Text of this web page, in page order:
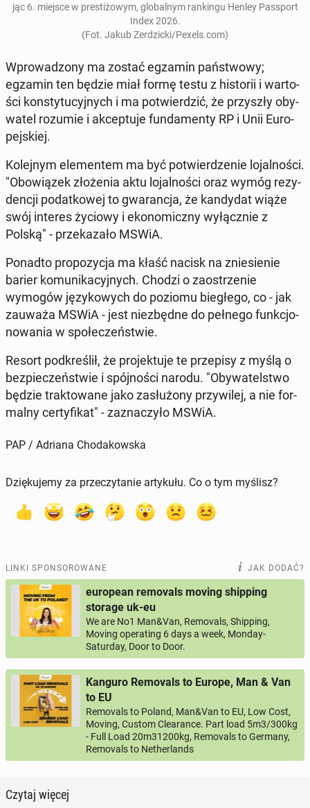
jąc 6. miejsce w pre­sti­żo­wym, glo­bal­nym ran­kin­gu Henley Pas­sport
Index 2026.
(Fot. Jakub Ze­rdzic­ki/Pexels.com)
Wpro­wa­dzo­ny ma zostać egzamin pań­stwo­wy;
egzamin ten będzie miał formę testu z hi­sto­rii i war­to­
ści kon­sty­tu­cyj­nych i ma po­twier­dzić, że przy­szły oby­
wa­tel rozumie i ak­cep­tu­je fun­da­men­ty RP i Unii Eu­ro­
pej­skiej.
Ko­lej­nym ele­men­tem ma być po­twier­dze­nie lo­jal­no­ści.
"Obo­wią­zek zło­że­nia aktu lo­jal­no­ści oraz wymóg re­zy­
den­cji po­dat­ko­wej to gwa­ran­cja, że kan­dy­dat wiąże
swój interes życiowy i eko­no­micz­ny wy­łącz­nie z
Polską" - prze­ka­za­ło MSWiA.
Ponadto pro­po­zy­cja ma kłaść nacisk na znie­sie­nie
barier ko­mu­ni­ka­cyj­nych. Chodzi o za­ostrze­nie
wymogów ję­zy­ko­wych do poziomu bie­głe­go, co - jak
zauważa MSWiA - jest nie­zbęd­ne do pełnego funk­cjo­
no­wa­nia w spo­łe­czeń­stwie.
Resort pod­kre­ślił, że pro­jek­tu­je te prze­pi­sy z myślą o
bez­pie­czeń­stwie i spój­no­ści narodu. "Oby­wa­tel­stwo
będzie trak­to­wa­ne jako za­słu­żo­ny przy­wi­lej, a nie for­
mal­ny cer­ty­fi­kat" - za­zna­czy­ło MSWiA.
PAP / Adriana Chodakowska
Dziękujemy za przeczytanie artykułu. Co o tym myślisz?
LINKI SPONSOROWANE JAK DODAĆ?
european removals moving shipping
storage uk-eu
We are No1 Man&Van, Removals, Shipping,
Moving operating 6 days a week, Monday-
Saturday, Door to Door.
Kanguro Removals to Europe, Man & Van
to EU
Removals to Poland, Man&Van to EU, Low Cost,
Moving, Custom Clearance. Part load 5m3/300kg
- Full Load 20m31200kg, Removals to Germany,
Removals to Netherlands
Czytaj więcej